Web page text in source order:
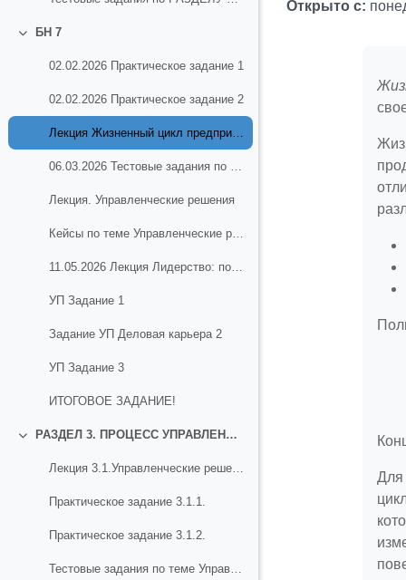
Свернуть
БН 7
02.02.2026 Практическое задание 1
02.02.2026 Практическое задание 2
Лекция Жизненный цикл предприятия
06.03.2026 Тестовые задания по теме Внешняя и внутренняя среда организации
Лекция. Управленческие решения
Кейсы по теме Управленческие решения
11.05.2026 Лекция Лидерство: понятие, подходы к нему.
УП Задание 1
Задание УП Деловая карьера 2
УП Задание 3
ИТОГОВОЕ ЗАДАНИЕ!
Свернуть
РАЗДЕЛ 3. ПРОЦЕСС УПРАВЛЕНИЯ И ПРИНЯТИЯ РЕШЕНИЙ. МЕТОДЫ УПРАВЛЕНИЯ ОРГАНИЗАЦИЕЙ
Лекция 3.1.Управленческие решения: понятие, сущность
Практическое задание 3.1.1.
Практическое задание 3.1.2.
Тестовые задания по теме Управленческие решения: понятие, сущность
Открыто с:
Для